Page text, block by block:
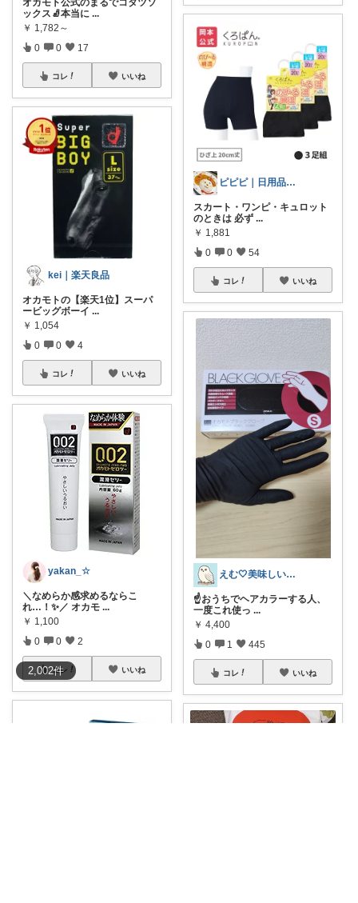
2,002件
オカモト公式のまるでコタツソ
ックス🧦本当に ...
￥ 1,782～
0 0 17
コレ いいね
kei｜楽天良品
オカモトの【楽天1位】スーパ
ービッグボーイ ...
￥ 1,054
0 0 4
コレ いいね
yakan_☆
＼なめらか感求めるならこ
れ…！✨／ オカモ ...
￥ 1,100
0 0 2
コレ いいね
ピピピ｜日用品とおいしいもの
スカート・ワンピ・キュロット
のときは 必ず ...
￥ 1,881
0 0 54
コレ いいね
えむ🤍美味しいもの
☝️おうちでヘアカラーする人、
一度これ使っ ...
￥ 4,400
0 1 445
コレ いいね